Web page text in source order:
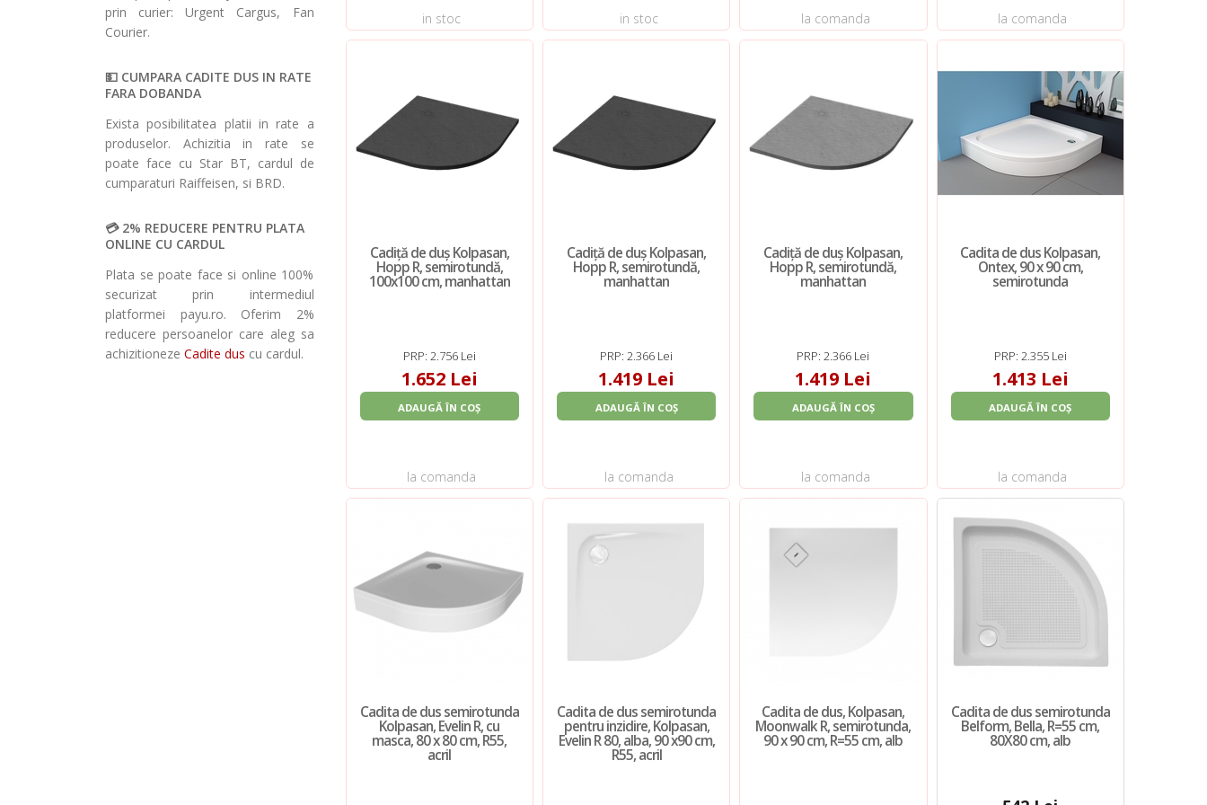
prin curier: Urgent Cargus, Fan
Courier.
CUMPARA CADITE DUS IN RATE
FARA DOBANDA
Exista posibilitatea platii in rate a
produselor. Achizitia in rate se
poate face cu Star BT, cardul de
cumparaturi Raiffeisen, si BRD.
2% REDUCERE PENTRU PLATA
ONLINE CU CARDUL
Plata se poate face si online 100%
securizat prin intermediul
platformei payu.ro. Oferim 2%
reducere persoanelor care aleg sa
achizitioneze Cadite dus cu cardul.
in stoc in stoc la comanda la comanda
Cadiță de duș Kolpasan,
Hopp R, semirotundă,
100x100 cm, manhattan
PRP: 2.756 Lei
1.652 Lei
ADAUGĂ ÎN COȘ
la comanda
Cadiță de duș Kolpasan,
Hopp R, semirotundă,
manhattan
PRP: 2.366 Lei
1.419 Lei
ADAUGĂ ÎN COȘ
la comanda
Cadiță de duș Kolpasan,
Hopp R, semirotundă,
manhattan
PRP: 2.366 Lei
1.419 Lei
ADAUGĂ ÎN COȘ
la comanda
Cadita de dus Kolpasan,
Ontex, 90 x 90 cm,
semirotunda
PRP: 2.355 Lei
1.413 Lei
ADAUGĂ ÎN COȘ
la comanda
Cadita de dus semirotunda
Kolpasan, Evelin R, cu
masca, 80 x 80 cm, R55,
acril
Cadita de dus semirotunda
pentru inzidire, Kolpasan,
Evelin R 80, alba, 90 x90 cm,
R55, acril
Cadita de dus, Kolpasan,
Moonwalk R, semirotunda,
90 x 90 cm, R=55 cm, alb
Cadita de dus semirotunda
Belform, Bella, R=55 cm,
80X80 cm, alb